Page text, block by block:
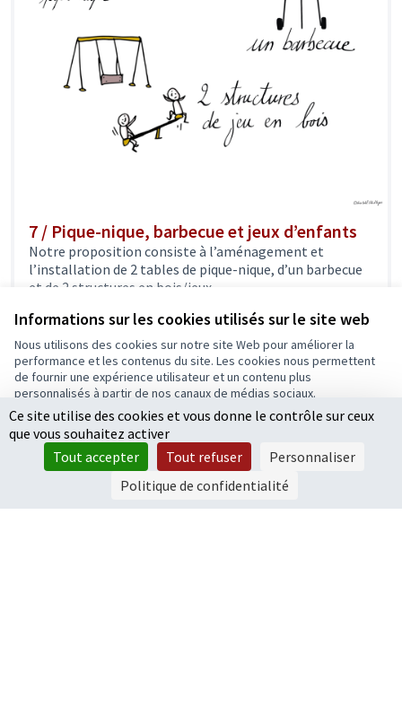
Informations sur les cookies utilisés sur le site web
Nous utilisons des cookies sur notre site Web pour améliorer la
performance et les contenus du site. Les cookies nous permettent
de fournir une expérience utilisateur et un contenu plus
personnalisés à partir de nos canaux de médias sociaux.
Tout accepter
Accepter seulement les cookies essentiels
Paramètres
7 / Pique-nique, barbecue et jeux d’enfants
Notre proposition consiste à l’aménagement et
l’installation de 2 tables de pique-nique, d’un barbecue
et de 2 structures en bois/jeux...
10 000 €
Résultats par page : 25
1 … 4 5 6
Ce site utilise des cookies et vous donne le contrôle sur ceux
que vous souhaitez activer
Tout accepter
Tout refuser
Personnaliser
Politique de confidentialité